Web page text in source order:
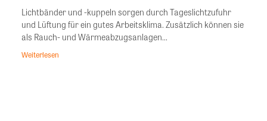
Lichtbänder und -kuppeln sorgen durch Tageslichtzufuhr
und Lüftung für ein gutes Arbeitsklima. Zusätzlich können sie
als Rauch- und Wärmeabzugsanlagen...
Weiterlesen